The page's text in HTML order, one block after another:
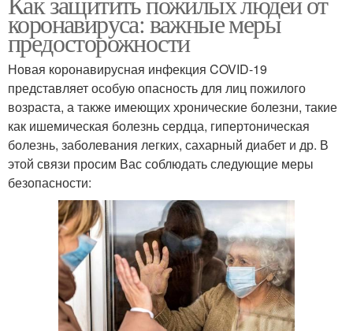
коронавируса: важные меры
предосторожности
Новая коронавирусная инфекция COVID-19
представляет особую опасность для лиц пожилого
возраста, а также имеющих хронические болезни, такие
как ишемическая болезнь сердца, гипертоническая
болезнь, заболевания легких, сахарный диабет и др. В
этой связи просим Вас соблюдать следующие меры
безопасности: